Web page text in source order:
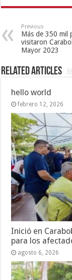
Previous
Más de 350 mil
visitaron
Mayor 2023
Related Articles
hello world
febrero 12, 2026
Inició en
para los
agosto 6, 2026